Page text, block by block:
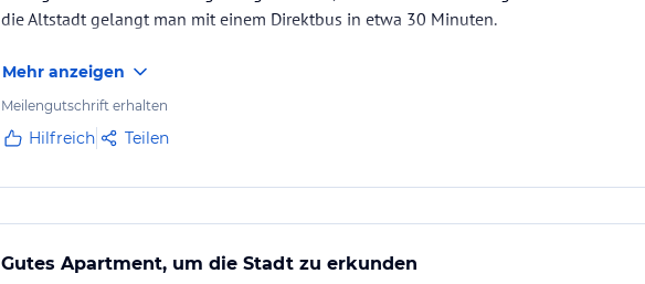
die Altstadt gelangt man mit einem Direktbus in etwa 30 Minuten.
Mehr anzeigen
Meilengutschrift erhalten
Hilfreich Teilen
Gutes Apartment, um die Stadt zu erkunden